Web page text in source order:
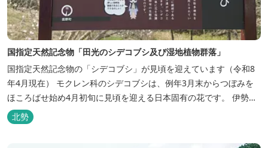
国指定天然記念物「田光のシデコブシ及び湿地植物群落」
国指定天然記念物の「シデコブシ」が見頃を迎えています（令和8
年4月現在） モクレン科のシデコブシは、例年3月末からつぼみを
ほころばせ始め4月初旬に見頃を迎える日本固有の花です。 伊勢湾
周辺の狭い範囲に自生するシデコブシは、三重県内ではいなべ市、
菰野町、四日市市などの北勢地方に見られ これらの自生地は日本に
北勢